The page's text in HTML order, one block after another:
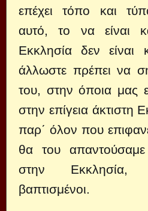
επέχει τόπο και
αυτό, το να είναι
Εκκλησία δεν είναι
άλλωστε πρέπει να
του, στην όποια μας
στην επίγεια άκτιστη
παρ΄ όλον που
θα του
στην Εκκλησία,
βαπτισμένοι.